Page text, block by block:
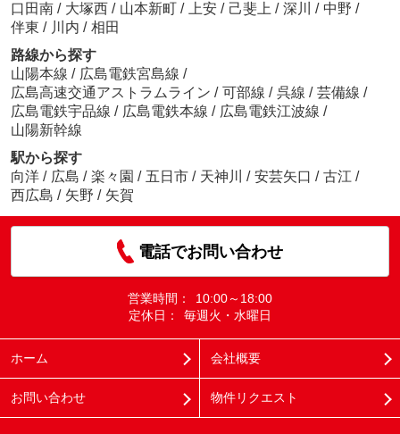
口田南 / 大塚西 / 山本新町 / 上安 / 己斐上 / 深川 / 中野 /
伴東 / 川内 / 相田
路線から探す
山陽本線 / 広島電鉄宮島線 /
広島高速交通アストラムライン / 可部線 / 呉線 / 芸備線 /
広島電鉄宇品線 / 広島電鉄本線 / 広島電鉄江波線 /
山陽新幹線
駅から探す
向洋 / 広島 / 楽々園 / 五日市 / 天神川 / 安芸矢口 / 古江 /
西広島 / 矢野 / 矢賀
電話でお問い合わせ
営業時間：
10:00～18:00
定休日：
毎週火・水曜日
ホーム 会社概要
お問い合わせ 物件リクエスト